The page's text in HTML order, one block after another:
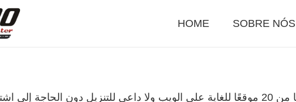
HOME SOBRE NÓS
جرب جميع عروضنا التوضيحية المجانية تمامًا للاستمتاع بها من 20 موقعًا للغاية على الويب ولا داعي